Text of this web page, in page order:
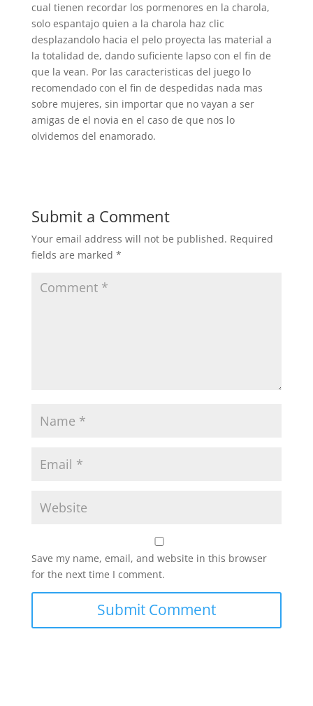
cual tienen recordar los pormenores en la charola,
solo espantajo quien a la charola haz clic
desplazandolo hacia el pelo proyecta las material a
la totalidad de, dando suficiente lapso con el fin de
que la vean. Por las caracteristicas del juego lo
recomendado con el fin de despedidas nada mas
sobre mujeres, sin importar que no vayan a ser
amigas de el novia en el caso de que nos lo
olvidemos del enamorado.
Submit a Comment
Your email address will not be published. Required
fields are marked *
Save my name, email, and website in this browser
for the next time I comment.